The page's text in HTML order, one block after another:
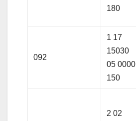
180
092
1 17
15030
05 0000
150
2 02